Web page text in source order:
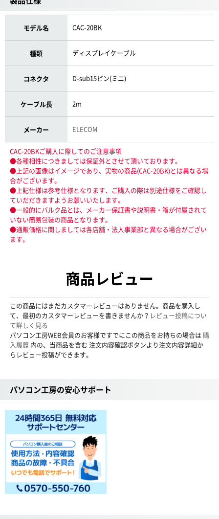
モデル名 CAC-20BK
種類 ディスプレイケーブル
コネクタ D-sub15ピン(ミニ)
ケーブル長 2m
メーカー ELECOM
CAC-20BKご購入に際してのご注意事項
●各種相性につきましては保証外とさせて頂いております。
●上記の画像はイメージであり、実物の商品(CAC-20BK)とは異なる場
合がございます。
●上記仕様は参考仕様となります、ご購入の際は別途仕様をご確認し
ていだだきますようお願いいたします。
●一般的にバルク品とは、メーカー保証書や説明書・箱が付属されて
いない簡易包装の商品となります。
●通販価格に関しましては各店舗・法人事業部と異なる場合がござい
ます。
商品レビュー
この商品にはまだカスタマーレビューはありません。商品を購入し
て、最初のカスタマーレビューを書きませんか？ レビュー投稿につい
て詳しく見る
パソコン工房WEB会員のお客様ですでにこの商品をお持ちの場合は 購
入履歴 内の、当商品を含む 注文内容確認ボタンより注文内容詳細か
らレビュー投稿ができます。
パソコン工房の安心サポート